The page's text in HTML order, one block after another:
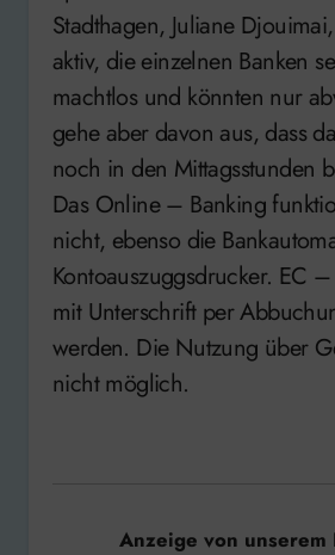
Stadthagen, Juliane
aktiv, die einzelnen Banken
machtlos und könnten nur
gehe aber davon aus, dass
noch in den Mittagsstunden
Das Online – Banking
nicht, ebenso die
Kontoauszuggsdrucker. EC
mit Unterschrift per
werden. Die Nutzung über
nicht möglich.
Anzeige von unserem